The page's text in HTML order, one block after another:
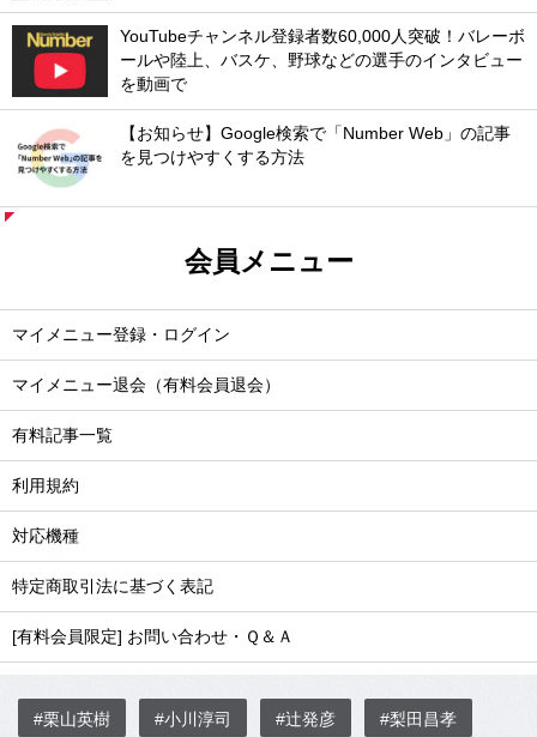
YouTubeチャンネル登録者数60,000人突破！バレーボ
ールや陸上、バスケ、野球などの選手のインタビュー
を動画で
【お知らせ】Google検索で「Number Web」の記事
を見つけやすくする方法
会員メニュー
マイメニュー登録・ログイン
マイメニュー退会（有料会員退会）
有料記事一覧
利用規約
対応機種
特定商取引法に基づく表記
[有料会員限定] お問い合わせ・Ｑ＆Ａ
#栗山英樹 #小川淳司 #辻発彦 #梨田昌孝